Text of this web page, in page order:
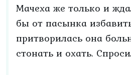
Мачеха же только и
бы от пасынка
притворилась она
стонать и охать.